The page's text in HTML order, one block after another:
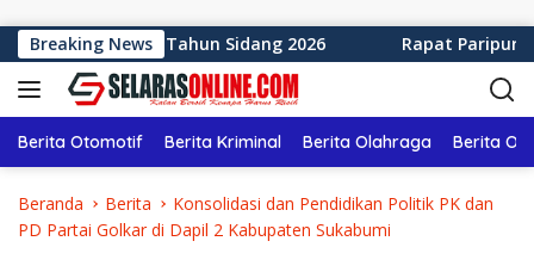
Breaking News
Sukabumi Tahun Sidang 2026 Rapat Paripurna ke-
Berita Otomotif Berita Kriminal Berita Olahraga Berita
Beranda Berita
Konsolidasi dan Pendidikan Politik PK dan
PD Partai Golkar di Dapil 2 Kabupaten Sukabumi